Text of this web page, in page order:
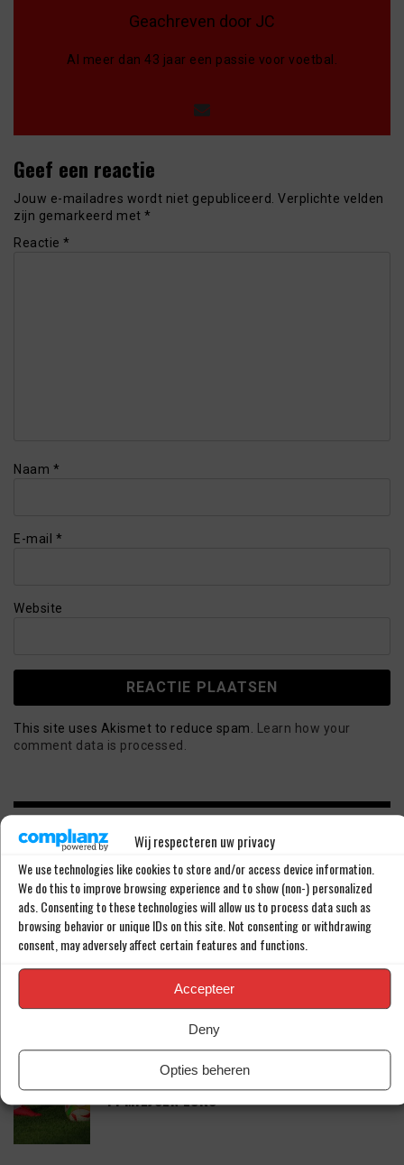
Wij respecteren uw privacy
We use technologies like cookies to store and/or access device information.
We do this to improve browsing experience and to show (non-) personalized
ads. Consenting to these technologies will allow us to process data such as
browsing behavior or unique IDs on this site. Not consenting or withdrawing
consent, may adversely affect certain features and functions.
Accepteer
Deny
Opties beheren
Geachreven door JC
Al meer dan 43 jaar een passie voor voetbal.
Geef een reactie
Jouw e-mailadres wordt niet gepubliceerd. Verplichte velden
zijn gemarkeerd met *
Reactie *
Naam *
E-mail *
Website
This site uses Akismet to reduce spam. Learn how your
comment data is processed.
WEST HAM UNITED MAAKT KOMST VAN JOEL
VELTMAN (34) BEKEND
TAKEHIRO TOMIYASU DUIKT OP IN DE
PREMIER LEAGUE
TEGENSLAG VOOR SEAN STEUR: ‘DEAL VAN
41 MILJOEN EURO’